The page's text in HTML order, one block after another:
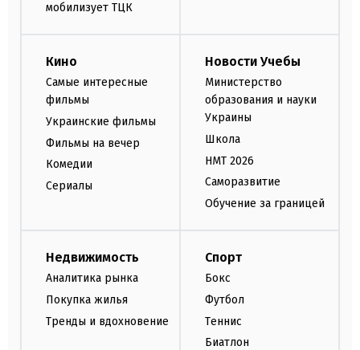
мобилизует ТЦК
Кино
Самые интересные
фильмы
Украинские фильмы
Фильмы на вечер
Комедии
Сериалы
Новости Учебы
Министерство
образования и науки
Украины
Школа
НМТ 2026
Саморазвитие
Обучение за границей
Недвижимость
Аналитика рынка
Покупка жилья
Тренды и вдохновение
Спорт
Бокс
Футбол
Теннис
Биатлон